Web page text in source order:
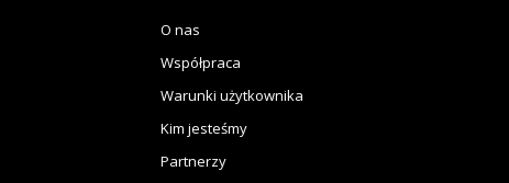
O nas
Współpraca
Warunki użytkownika
Kim jesteśmy
Partnerzy